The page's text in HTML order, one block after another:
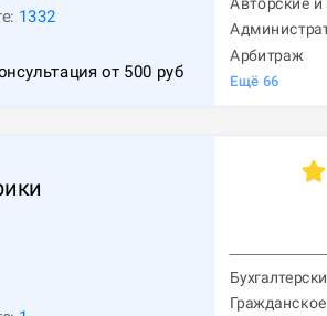
1332
от 500 руб
Арбитраж
Ещё 66